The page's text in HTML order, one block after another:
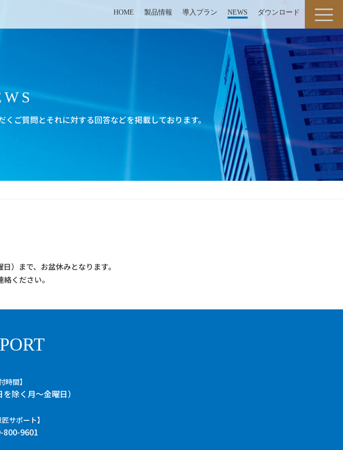
HOME 製品情報 導入プラン NEWS ダウンロード
ご質問とそれに対する回答などを掲載しております。
）まで、お盆休みとなります。
ください。
時間】
除く月～金曜日）
匠サポート】
800-9601